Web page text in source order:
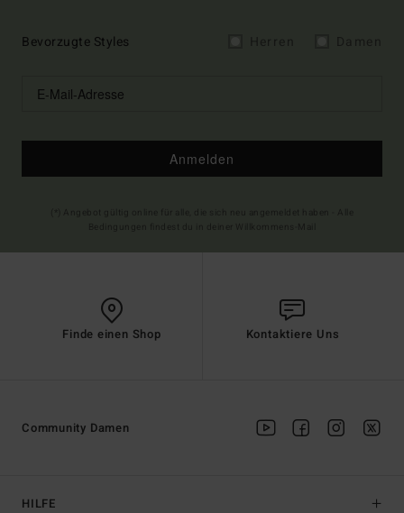
Bevorzugte Styles
Anmelden
Finde einen Shop Kontaktiere Uns
HILFE
Community Damen